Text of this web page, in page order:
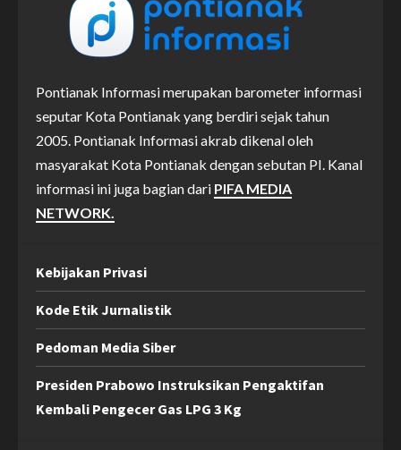
Pontianak Informasi merupakan barometer informasi
seputar Kota Pontianak yang berdiri sejak tahun
2005. Pontianak Informasi akrab dikenal oleh
masyarakat Kota Pontianak dengan sebutan PI. Kanal
informasi ini juga bagian dari PIFA MEDIA
NETWORK.
Kebijakan Privasi
Kode Etik Jurnalistik
Pedoman Media Siber
Presiden Prabowo Instruksikan Pengaktifan
Kembali Pengecer Gas LPG 3 Kg